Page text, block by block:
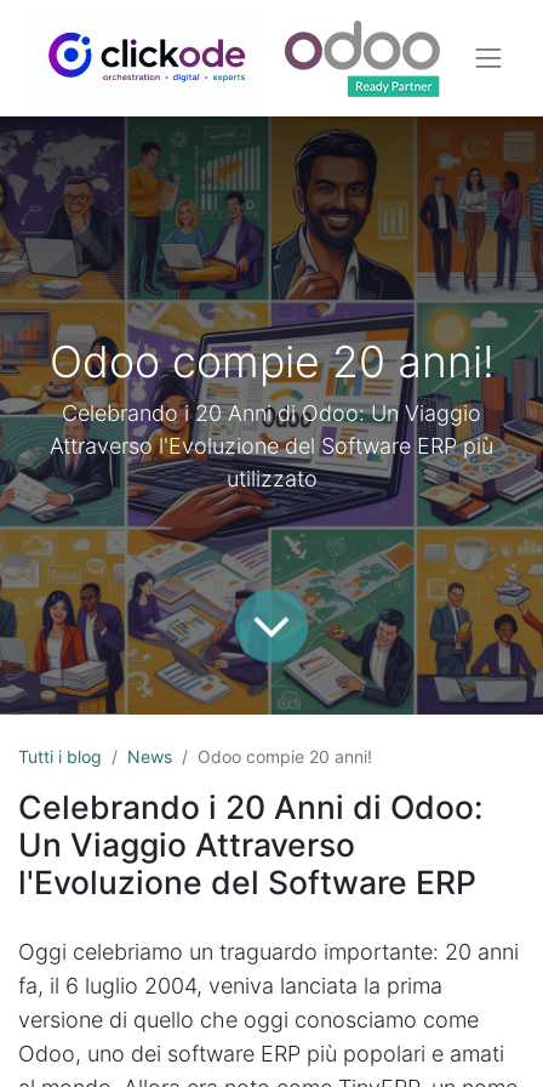
Odoo compie 20 anni!
Celebrando i 20 Anni di Odoo: Un Viaggio
Attraverso l'Evoluzione del Software ERP più
utilizzato
Tutti i blog News Odoo compie 20 anni!
Celebrando i 20 Anni di Odoo:
Un Viaggio Attraverso
l'Evoluzione del Software ERP
Oggi celebriamo un traguardo importante: 20 anni
fa, il 6 luglio 2004, veniva lanciata la prima
versione di quello che oggi conosciamo come
Odoo, uno dei software ERP più popolari e amati